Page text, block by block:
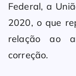
Federal, a
2020, o que
relação ao
correção.